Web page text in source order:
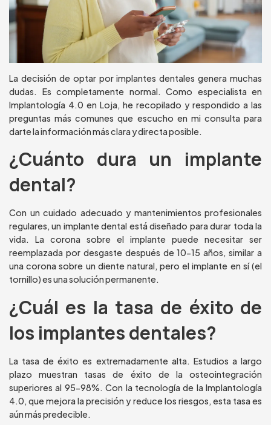
La decisión de optar por implantes dentales genera muchas
dudas. Es completamente normal. Como especialista en
Implantología 4.0 en Loja, he recopilado y respondido a las
preguntas más comunes que escucho en mi consulta para
darte la información más clara y directa posible.
¿Cuánto dura un implante
dental?
Con un cuidado adecuado y mantenimientos profesionales
regulares, un implante dental está diseñado para durar toda la
vida. La corona sobre el implante puede necesitar ser
reemplazada por desgaste después de 10-15 años, similar a
una corona sobre un diente natural, pero el implante en sí (el
tornillo) es una solución permanente.
¿Cuál es la tasa de éxito de
los implantes dentales?
La tasa de éxito es extremadamente alta. Estudios a largo
plazo muestran tasas de éxito de la osteointegración
superiores al 95-98%. Con la tecnología de la Implantología
4.0, que mejora la precisión y reduce los riesgos, esta tasa es
aún más predecible.